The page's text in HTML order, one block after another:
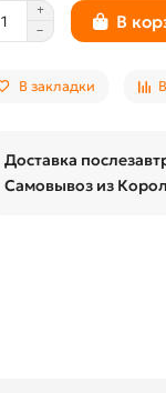
В
В закладки
Доставка
Самовывоз из